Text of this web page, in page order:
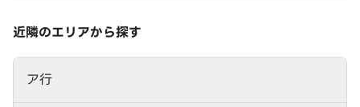
近隣のエリアから探す
ア行